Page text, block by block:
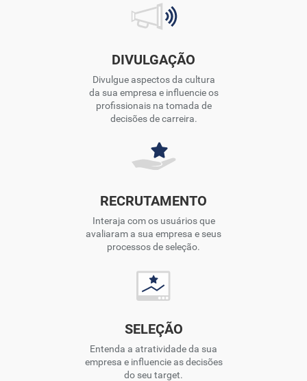
DIVULGAÇÃO
Divulgue aspectos da cultura
da sua empresa e influencie os
profissionais na tomada de
decisões de carreira.
RECRUTAMENTO
Interaja com os usuários que
avaliaram a sua empresa e seus
processos de seleção.
SELEÇÃO
Entenda a atratividade da sua
empresa e influencie as decisões
do seu target.